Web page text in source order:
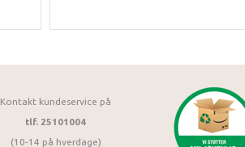
Kontakt kundeservice på
tlf. 25101004
(10-14 på hverdage)